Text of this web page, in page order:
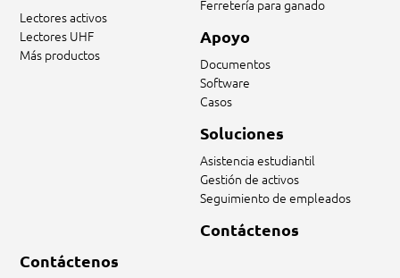
Lectores activos
Lectores UHF
Más productos
Ferretería para ganado
Apoyo
Documentos
Software
Casos
Soluciones
Asistencia estudiantil
Gestión de activos
Seguimiento de empleados
Contáctenos
Contáctenos